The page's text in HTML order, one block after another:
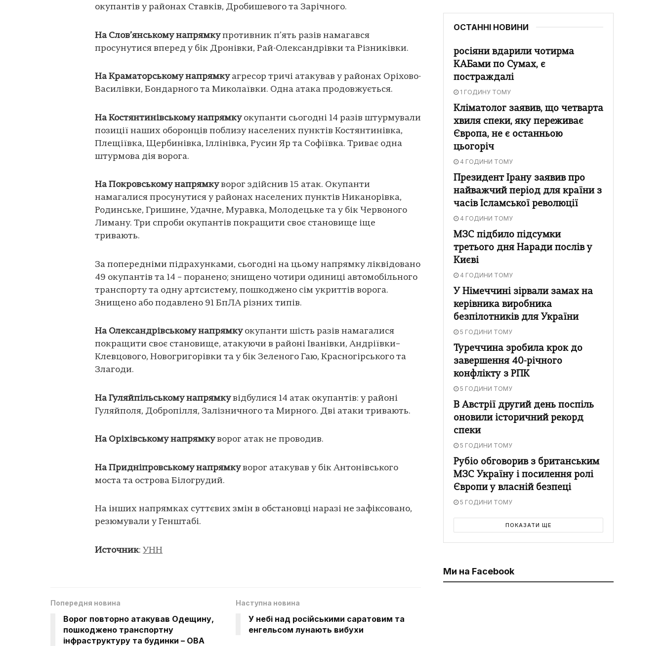
окупантів у районах Ставків, Дробишевого та Зарічного.
На Слов’янському напрямкупротивник п’ять разів намагався
просунутися вперед у бік Дронівки, Рай-Олександрівки та Різниківки.
На Краматорському напрямкуагресор тричі атакував у районах Оріхово-
Василівки, Бондарного та Миколаївки. Одна атака продовжується.
На Костянтинівському напрямкуокупанти сьогодні 14 разів штурмували
позиції наших оборонців поблизу населених пунктів Костянтинівка,
Плещіївка, Щербинівка, Іллінівка, Русин Яр та Софіївка. Триває одна
штурмова дія ворога.
На Покровському напрямкуворог здійснив 15 атак. Окупанти
намагалися просунутися у районах населених пунктів Никанорівка,
Родинське, Гришине, Удачне, Муравка, Молодецьке та у бік Червоного
Лиману. Три спроби окупантів покращити своє становище іще
тривають.
За попередніми підрахунками, сьогодні на цьому напрямку ліквідовано
49 окупантів та 14 – поранено; знищено чотири одиниці автомобільного
транспорту та одну артсистему, пошкоджено сім укриттів ворога.
Знищено або подавлено 91 БпЛА різних типів.
На Олександрівському напрямкуокупанти шість разів намагалися
покращити своє становище, атакуючи в районі Іванівки, Андріївки–
Клевцового, Новогригорівки та у бік Зеленого Гаю, Красногірського та
Злагоди.
На Гуляйпільському напрямкувідбулися 14 атак окупантів: у районі
Гуляйполя, Добропілля, Залізничного та Мирного. Дві атаки тривають.
На Оріхівському напрямкуворог атак не проводив.
На Придніпровському напрямкуворог атакував у бік Антонівського
моста та острова Білогрудий.
На інших напрямках суттєвих змін в обстановці наразі не зафіксовано,
резюмували у Генштабі.
Источник: УНН
Попередня новина
Ворог повторно атакував Одещину,
пошкоджено транспортну
інфраструктуру та будинки – ОВА
Наступна новина
У небі над російськими саратовим та
енгельсом лунають вибухи
ОСТАННІ НОВИНИ
росіяни вдарили чотирма
КАБами по Сумах, є
постраждалі
1 ГОДИНУ ТОМУ
Кліматолог заявив, що четварта
хвиля спеки, яку переживає
Європа, не є останньою
цьогоріч
4 ГОДИНИ ТОМУ
Президент Ірану заявив про
найважчий період для країни з
часів Ісламської революції
4 ГОДИНИ ТОМУ
МЗС підбило підсумки
третього дня Наради послів у
Києві
4 ГОДИНИ ТОМУ
У Німеччині зірвали замах на
керівника виробника
безпілотників для України
5 ГОДИНИ ТОМУ
Туреччина зробила крок до
завершення 40-річного
конфлікту з РПК
5 ГОДИНИ ТОМУ
В Австрії другий день поспіль
оновили історичний рекорд
спеки
5 ГОДИНИ ТОМУ
Рубіо обговорив з британським
МЗС Україну і посилення ролі
Європи у власній безпеці
5 ГОДИНИ ТОМУ
ПОКАЗАТИ ЩЕ
Ми на Facebook